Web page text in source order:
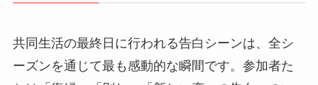
共同生活の最終日に行われる告白シーンは、全シ
ーズンを通じて最も感動的な瞬間です。参加者た